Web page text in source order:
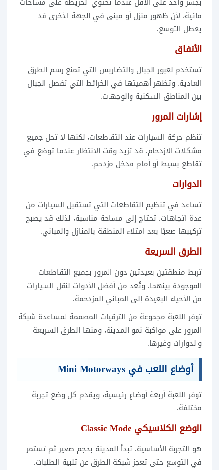
مائية، لأن ظهور منزل أو مبنى في الجهة الأخرى قد
يعطل التوسع.
الأنفاق
تستخدم لعبور الجبال والتضاريس التي تمنع رسم الطرق
العادية. وتظهر أهميتها في الخرائط التي تفصل الجبال
بين المناطق السكنية والوجهات.
إشارات المرور
تنظم حركة السيارات عند التقاطعات، لكنها لا تحل جميع
مشكلات الازدحام. قد تزيد وقت الانتظار عندما توضع في
تقاطع بسيط أو أمام مدخل مزدحم.
الدوارات
تساعد في تنظيم التقاطعات التي تستقبل السيارات من
عدة اتجاهات. تحتاج إلى مساحة مناسبة، لذلك قد يصبح
تركيبها صعبًا بعد امتلاء المنطقة بالمنازل والمباني.
الطرق السريعة
تربط منطقتين بعيدتين دون المرور بجميع التقاطعات
الموجودة بينهما. وتُعد من أفضل الأدوات لنقل السيارات
من الأحياء البعيدة إلى المباني المزدحمة.
توفر اللعبة مجموعة من الترقيات المصممة لمساعدة شبكة
المرور على مواكبة نمو المدينة، ومنها الطرق السريعة
والدوارات وغيرها.
أوضاع اللعب في Mini Motorways
توفر اللعبة أربعة أوضاع رئيسية، ويقدم كل وضع تجربة
مختلفة.
الوضع الكلاسيكي Classic Mode
هو التجربة الأساسية. تبدأ المدينة بحجم صغير ثم تستمر
في التوسع حتى تعجز شبكة الطرق عن تلبية الطلبات.